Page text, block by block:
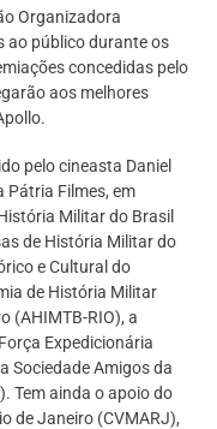
Organizadora
ao público durante os
concedidas pelo
aos melhores
pelo cineasta Daniel
Pátria Filmes, em
Militar do Brasil
de História Militar do
e Cultural do
de História Militar
(AHIMTB-RIO), a
Expedicionária
Sociedade Amigos da
Tem ainda o apoio do
de Janeiro (CVMARJ),